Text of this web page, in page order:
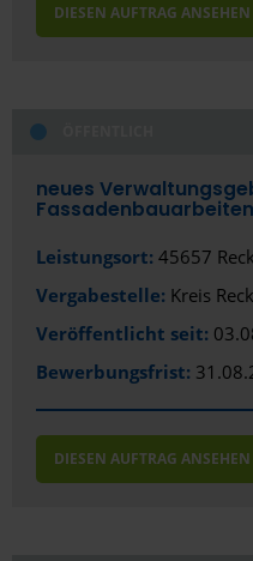
DIESEN AUFTRAG ANSEHEN
neues
Fassadenbauarbeiten
Leistungsort: 45657
Vergabestelle: Kreis
Veröffentlicht seit:
Bewerbungsfrist:
DIESEN AUFTRAG ANSEHEN